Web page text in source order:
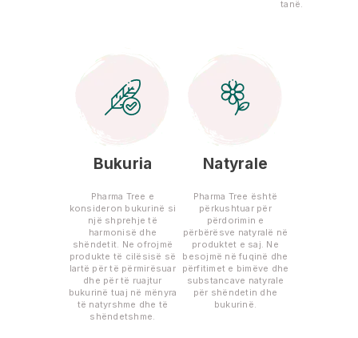
tanë.
Bukuria
Pharma Tree e
konsideron bukurinë si
një shprehje të
harmonisë dhe
shëndetit. Ne ofrojmë
produkte të cilësisë së
lartë për të përmirësuar
dhe për të ruajtur
bukurinë tuaj në mënyra
të natyrshme dhe të
shëndetshme.
Natyrale
Pharma Tree është
përkushtuar për
përdorimin e
përbërësve natyralë në
produktet e saj. Ne
besojmë në fuqinë dhe
përfitimet e bimëve dhe
substancave natyrale
për shëndetin dhe
bukurinë.